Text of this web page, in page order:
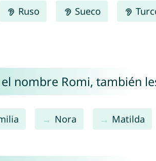
Ruso Sueco
nombre Romi, también
Nora Matilda